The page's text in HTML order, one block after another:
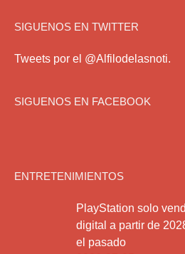
SIGUENOS EN TWITTER
Tweets por el @Alfilodelasnoti.
SIGUENOS EN FACEBOOK
ENTRETENIMIENTOS
PlayStation solo
digital a partir de
el pasado